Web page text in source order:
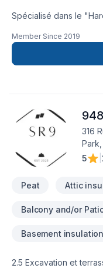
Spécialisé dans le
Member Since 2019
316
5
Peat Attic
Balcony and/or
Basement insulation
2.5 Excavation et